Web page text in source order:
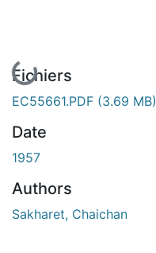
En cours de chargement...
Fichiers
EC55661.PDF (3.69 MB)
Date
1957
Authors
Sakharet, Chaichan